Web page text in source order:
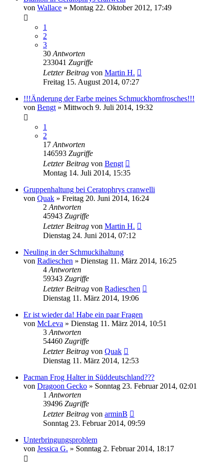
von Wallace » Montag 22. Oktober 2012, 17:49
1
2
3
30 Antworten
233041 Zugriffe
Letzter Beitrag von Martin H.
Freitag 15. August 2014, 07:27
!!!Änderung der Farbe meines Schmuckhornfrosches!!!
von Bengt » Mittwoch 9. Juli 2014, 19:32
1
2
17 Antworten
146593 Zugriffe
Letzter Beitrag von Bengt
Montag 14. Juli 2014, 15:35
Gruppenhaltung bei Ceratophrys cranwelli
von Quak » Freitag 20. Juni 2014, 16:24
2 Antworten
45943 Zugriffe
Letzter Beitrag von Martin H.
Dienstag 24. Juni 2014, 07:12
Neuling in der Schmuckihaltung
von Radieschen » Dienstag 11. März 2014, 16:25
4 Antworten
59343 Zugriffe
Letzter Beitrag von Radieschen
Dienstag 11. März 2014, 19:06
Er ist wieder da! Habe ein paar Fragen
von McLeva » Dienstag 11. März 2014, 10:51
3 Antworten
54460 Zugriffe
Letzter Beitrag von Quak
Dienstag 11. März 2014, 12:53
Pacman Frog Halter in Süddeutschland???
von Dragoon Gecko » Sonntag 23. Februar 2014, 02:01
1 Antworten
39496 Zugriffe
Letzter Beitrag von arminB
Sonntag 23. Februar 2014, 09:59
Unterbringungsproblem
von Jessica G. » Sonntag 2. Februar 2014, 18:17